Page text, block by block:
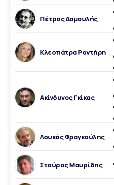
Πέτρος Δαμουλής
Κλεοπάτρα Ροντήρη
Ακίνδυνος Γκίκας
Λουκάς Φραγκούλης
Σταύρος Μαυρίδης